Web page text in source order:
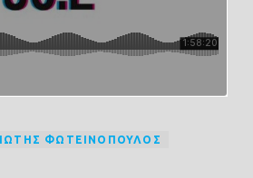
ΦΩΤΕΙΝΌΠΟΥΛΟΣ